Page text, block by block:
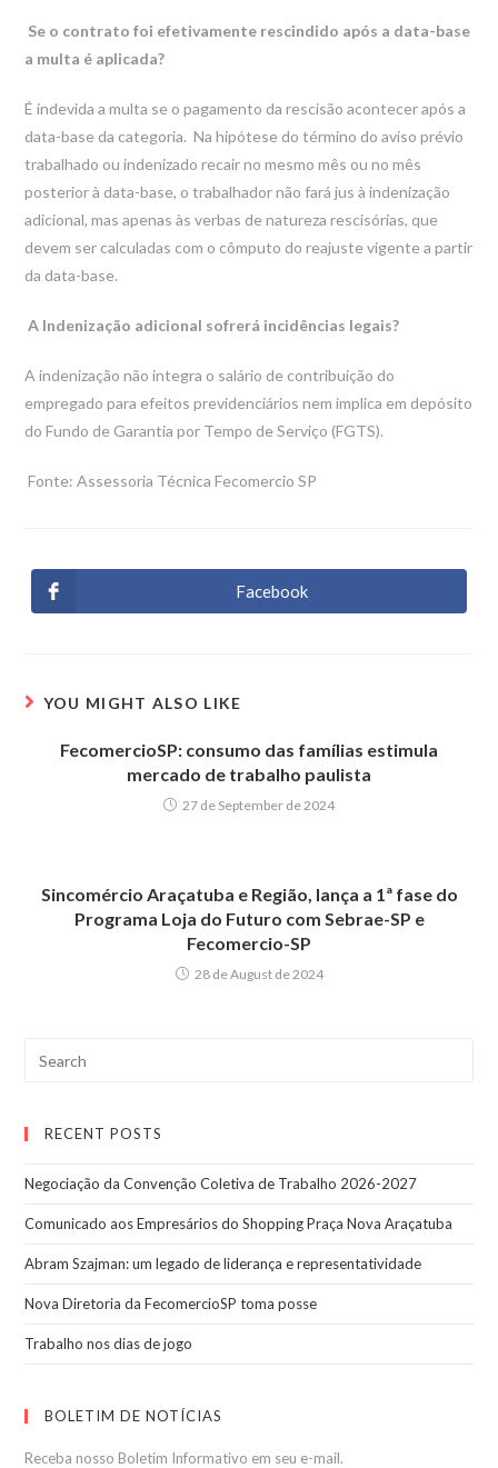
Se o contrato foi efetivamente rescindido após a data-base
a multa é aplicada?
É indevida a multa se o pagamento da rescisão acontecer após a
data-base da categoria. Na hipótese do término do aviso prévio
trabalhado ou indenizado recair no mesmo mês ou no mês
posterior à data-base, o trabalhador não fará jus à indenização
adicional, mas apenas às verbas de natureza rescisórias, que
devem ser calculadas com o cômputo do reajuste vigente a partir
da data-base.
A Indenização adicional sofrerá incidências legais?
A indenização não integra o salário de contribuição do
empregado para efeitos previdenciários nem implica em depósito
do Fundo de Garantia por Tempo de Serviço (FGTS).
Fonte: Assessoria Técnica Fecomercio SP
Opens
in
Facebook
YOU MIGHT ALSO LIKE
FecomercioSP: consumo das famílias estimula
mercado de trabalho paulista
27 de September de 2024
Sincomércio Araçatuba e Região, lança a 1ª fase do
Programa Loja do Futuro com Sebrae-SP e
Fecomercio-SP
28 de August de 2024
RECENT POSTS
Negociação da Convenção Coletiva de Trabalho 2026-2027
Comunicado aos Empresários do Shopping Praça Nova Araçatuba
Abram Szajman: um legado de liderança e representatividade
Nova Diretoria da FecomercioSP toma posse
Trabalho nos dias de jogo
BOLETIM DE NOTÍCIAS
Receba nosso Boletim Informativo em seu e-mail.